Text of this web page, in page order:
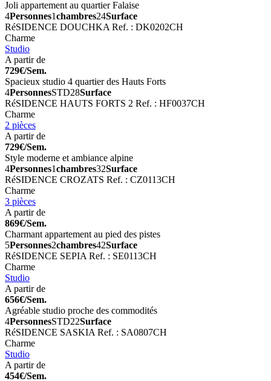
Joli appartement au quartier Falaise
4Personnes1chambres24Surface
RéSIDENCE DOUCHKA Ref. : DK0202CH
Charme
Studio
A partir de
729€/Sem.
Spacieux studio 4 quartier des Hauts Forts
4PersonnesSTD28Surface
RéSIDENCE HAUTS FORTS 2 Ref. : HF0037CH
Charme
2 pièces
A partir de
729€/Sem.
Style moderne et ambiance alpine
4Personnes1chambres32Surface
RéSIDENCE CROZATS Ref. : CZ0113CH
Charme
3 pièces
A partir de
869€/Sem.
Charmant appartement au pied des pistes
5Personnes2chambres42Surface
RéSIDENCE SEPIA Ref. : SE0113CH
Charme
Studio
A partir de
656€/Sem.
Agréable studio proche des commodités
4PersonnesSTD22Surface
RéSIDENCE SASKIA Ref. : SA0807CH
Charme
Studio
A partir de
454€/Sem.